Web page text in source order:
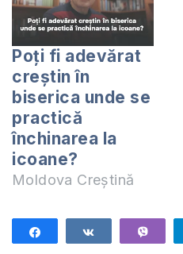
Poți fi adevărat
creștin în
biserica unde se
practică
închinarea la
icoane?
Moldova Creștină